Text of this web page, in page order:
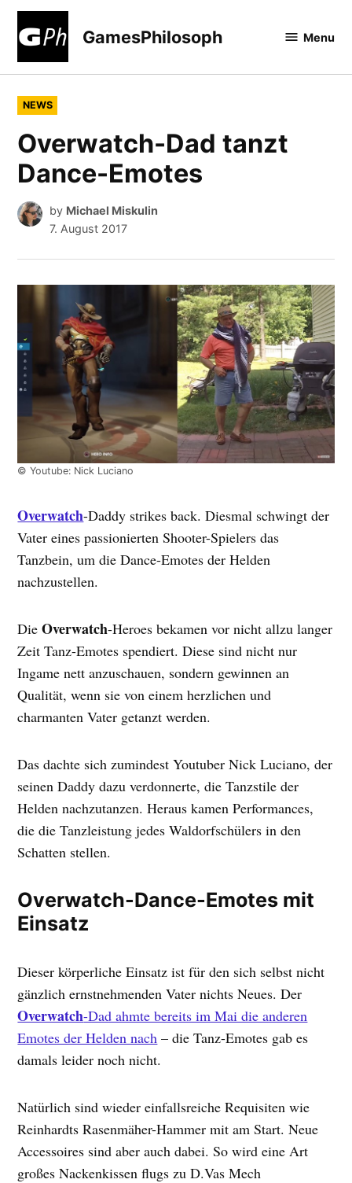
Skip
GamesPhilosoph Menu
POSTED
IN
NEWS
Overwatch-Dad tanzt
Dance-Emotes
by Michael Miskulin
7. August 2017
© Youtube: Nick Luciano
Overwatch-Daddy strikes back. Diesmal schwingt der
Vater eines passionierten Shooter-Spielers das
Tanzbein, um die Dance-Emotes der Helden
nachzustellen.
DieOverwatch-Heroes bekamen vor nicht allzu langer
Zeit Tanz-Emotes spendiert. Diese sind nicht nur
Ingame nett anzuschauen, sondern gewinnen an
Qualität, wenn sie von einem herzlichen und
charmanten Vater getanzt werden.
Das dachte sich zumindest Youtuber Nick Luciano, der
seinen Daddy dazu verdonnerte, die Tanzstile der
Helden nachzutanzen. Heraus kamen Performances,
die die Tanzleistung jedes Waldorfschülers in den
Schatten stellen.
Overwatch-Dance-Emotes mit
Einsatz
Dieser körperliche Einsatz ist für den sich selbst nicht
gänzlich ernstnehmenden Vater nichts Neues. Der
Overwatch-Dad ahmte bereits im Mai die anderen
Emotes der Helden nach – die Tanz-Emotes gab es
damals leider noch nicht.
Natürlich sind wieder einfallsreiche Requisiten wie
Reinhardts Rasenmäher-Hammer mit am Start. Neue
Accessoires sind aber auch dabei. So wird eine Art
großes Nackenkissen flugs zu D.Vas Mech